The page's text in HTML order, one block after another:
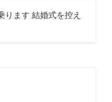
ります 結婚式を控え